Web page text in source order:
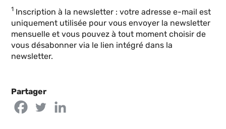
1 Inscription à la newsletter : votre adresse e-mail est
uniquement utilisée pour vous envoyer la newsletter
mensuelle et vous pouvez à tout moment choisir de
vous désabonner via le lien intégré dans la
newsletter.
Partager